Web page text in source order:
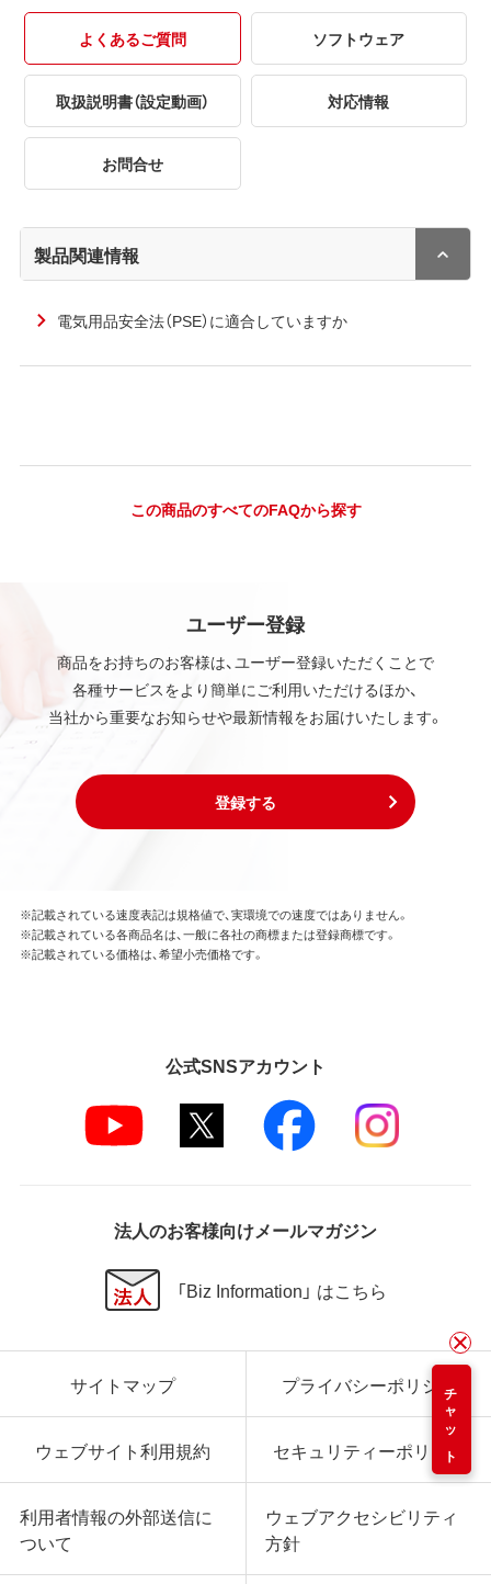
よくあるご質問 ソフトウェア
取扱説明書（設定動画） 対応情報
お問合せ
製品関連情報
電気用品安全法（PSE）に適合していますか
この商品のすべてのFAQから探す
ユーザー登録
商品をお持ちのお客様は、ユーザー登録いただくことで
各種サービスをより簡単にご利用いただけるほか、
当社から重要なお知らせや最新情報をお届けいたします。
登録する
チャット
※記載されている速度表記は規格値で、実環境での速度ではありません。
※記載されている各商品名は、一般に各社の商標または登録商標です。
※記載されている価格は、希望小売価格です。
公式SNSアカウント
法人のお客様向けメールマガジン
「Biz Information」 はこちら
サイトマップ プライバシーポリシー
ウェブサイト利用規約 セキュリティーポリシー
利用者情報の外部送信に
ついて
ウェブアクセシビリティ
方針